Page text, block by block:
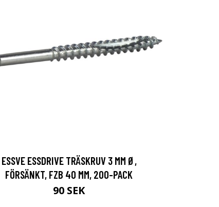
ESSVE ESSDRIVE TRÄSKRUV 3 MM Ø,
FÖRSÄNKT, FZB 40 MM, 200-PACK
90 SEK